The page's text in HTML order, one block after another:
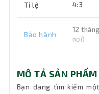
Tỉ lệ 4:3
Bảo hành
12
nơi)
MÔ TẢ SẢN
Bạn đang tìm kiếm